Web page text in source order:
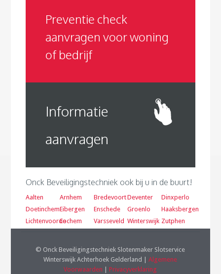
Preventie check
aanvragen voor woning
of bedrijf
Informatie
aanvragen
Onck Beveiligingstechniek ook bij u in de buurt!
Aalten Arnhem BredevoortDeventer
Dinxperlo
DoetinchemEibergen Enschede Groenlo
Haaksbergen
LichtenvoordeLochem Varsseveld Winterswijk Zutphen
© Onck Beveiligingstechniek Slotenmaker Slotservice
Winterswijk Achterhoek Gelderland |Algemene
Voorwaarden |Privacyverklaring